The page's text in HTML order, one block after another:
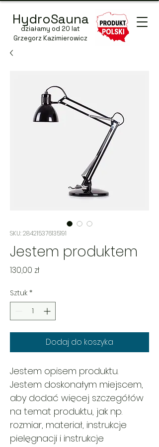
HydroSauna
działamy od 20 lat
Grzegorz Kazimierowicz
SKU: 284215376135191
Jestem produktem
130,00 złCena
Sztuk *
Dodaj do koszyka
Jestem opisem produktu.
Jestem doskonałym miejscem,
aby dodać więcej szczegółów
na temat produktu, jak np.
rozmiar, materiał, instrukcje
pielęgnacji i instrukcje